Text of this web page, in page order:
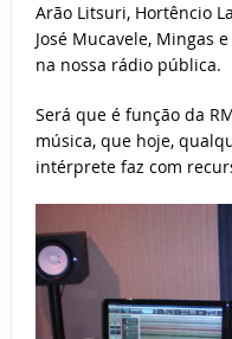
Arão Litsuri, Hortêncio
José Mucavele, Mingas
na nossa rádio pública.
Será que é função da
música, que hoje,
intérprete faz com